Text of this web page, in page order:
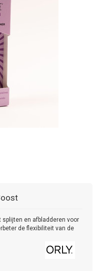
splijten en afbladderen voor
de flexibiliteit van de